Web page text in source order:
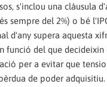
s'inclou una clàusula
sempre del 2%) o bé
d'any supera aquesta
funció del que
per a evitar que
de poder adquisitiu.